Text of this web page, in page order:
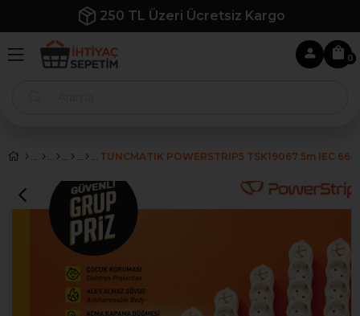
250 TL Üzeri Ücretsiz Kargo
0